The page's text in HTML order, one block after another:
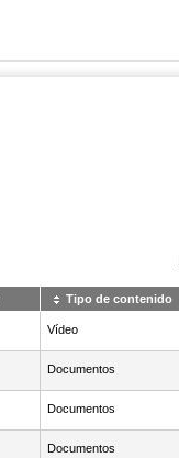
Tipo de contenido
Vídeo
Documentos
Documentos
Documentos